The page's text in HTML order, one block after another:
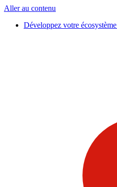
Aller au contenu
Développez votre